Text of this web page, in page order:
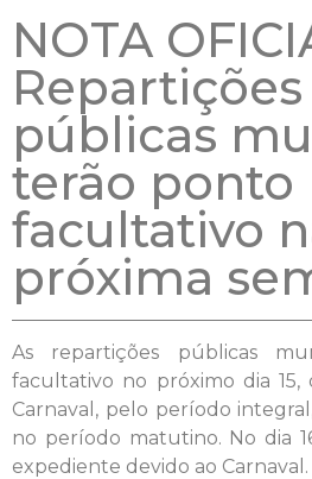
NOTA
Repartições
públicas
terão ponto
facultativo
próxima
As repartições públicas
facultativo no próximo dia
Carnaval, pelo período
no período matutino. No dia
expediente devido ao Carnaval.